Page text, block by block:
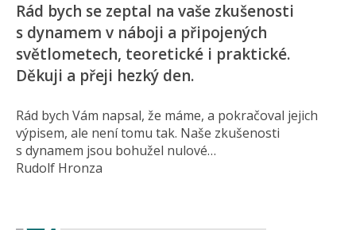
Rád bych se zeptal na vaše zkušenosti
s dynamem v náboji a připojených
světlometech, teoretické i praktické.
Děkuji a přeji hezký den.
Rád bych Vám napsal, že máme, a pokračoval jejich
výpisem, ale není tomu tak. Naše zkušenosti
s dynamem jsou bohužel nulové…
Rudolf Hronza